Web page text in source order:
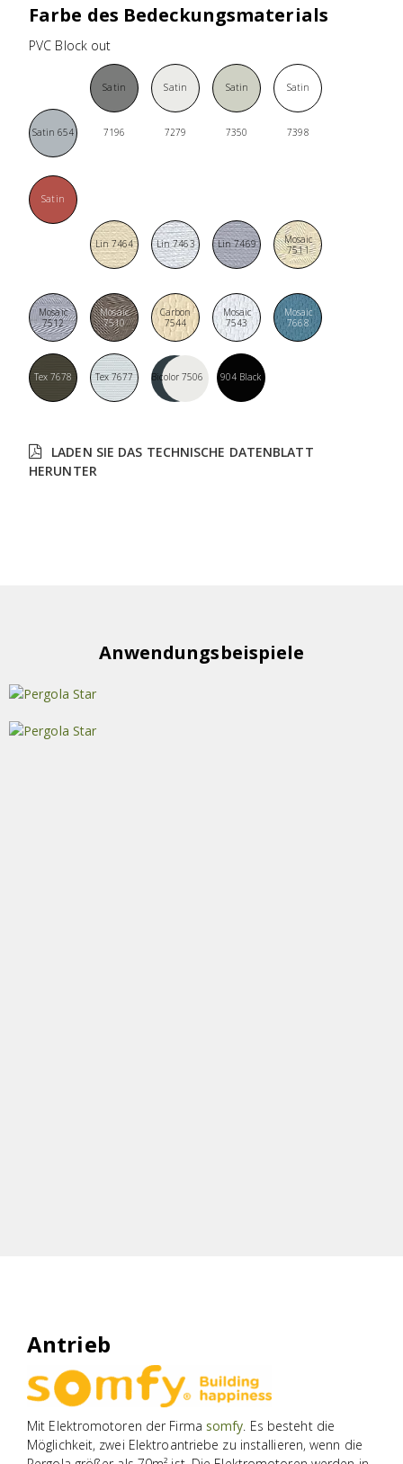
Farbe des Bedeckungsmaterials
PVC Block out
Satin 654
Satin
7196
Satin
7279
Satin
7350
Satin
7398
Satin
Lin 7464 Lin 7463 Lin 7469
Mosaic
7511
Mosaic
7512
Mosaic
7510
Carbon
7544
Mosaic
7543
Mosaic
7668
Tex 7678 Tex 7677 Bicolor 7506 904 Black
LADEN SIE DAS TECHNISCHE DATENBLATT
HERUNTER
Anwendungsbeispiele
Antrieb
Mit Elektromotoren der Firma somfy. Es besteht die
Möglichkeit, zwei Elektroantriebe zu installieren, wenn die